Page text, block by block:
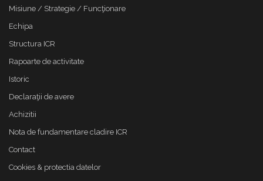
Misiune / Strategie / Funcţionare
Echipa
Structura ICR
Rapoarte de activitate
Istoric
Declaraţii de avere
Achizitii
Nota de fundamentare cladire ICR
Contact
Cookies & protectia datelor